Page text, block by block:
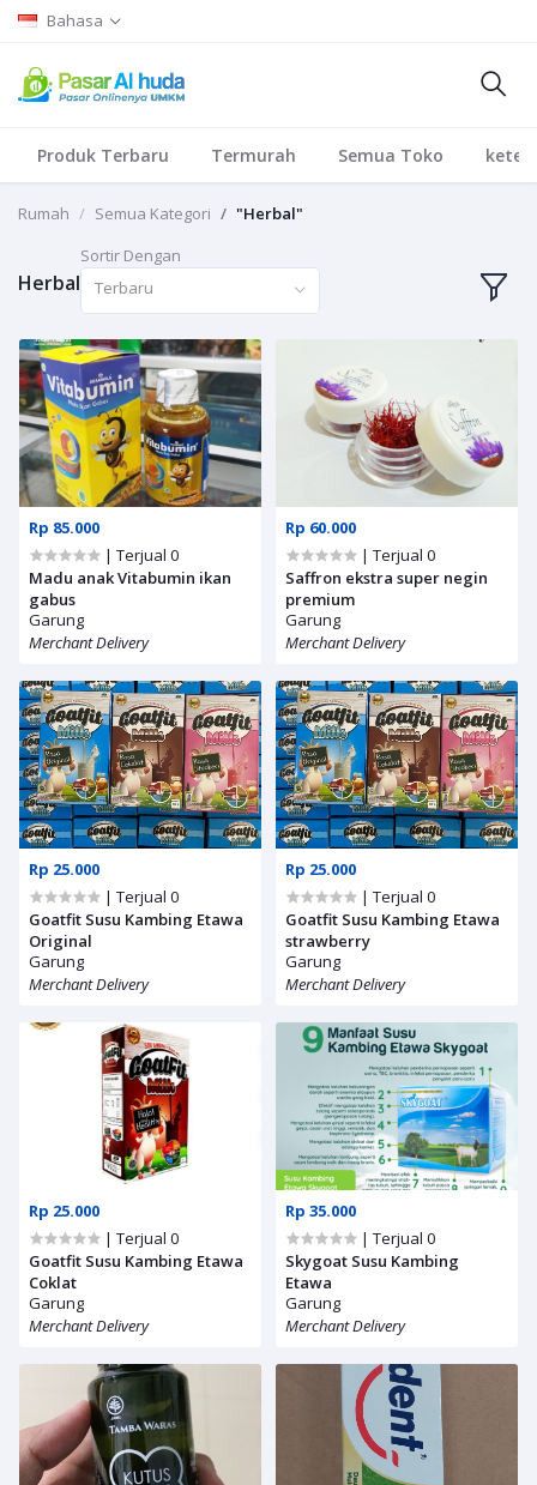
Bahasa
Produk Terbaru Termurah Semua Toko
Rumah Semua Kategori "Herbal"
Herbal
Sortir Dengan
Terbaru
Rp 85.000
| Terjual 0
Madu anak Vitabumin ikan
gabus
Garung
Merchant Delivery
Rp 60.000
| Terjual 0
Saffron ekstra super negin
premium
Garung
Merchant Delivery
Rp 25.000
| Terjual 0
Goatfit Susu Kambing Etawa
Original
Garung
Merchant Delivery
Rp 25.000
| Terjual 0
Goatfit Susu Kambing Etawa
strawberry
Garung
Merchant Delivery
Rp 25.000
| Terjual 0
Goatfit Susu Kambing Etawa
Coklat
Garung
Merchant Delivery
Rp 35.000
| Terjual 0
Skygoat Susu Kambing
Etawa
Garung
Merchant Delivery